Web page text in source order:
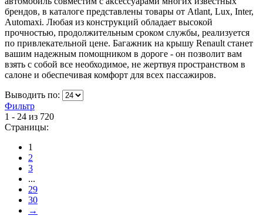
брендов, в каталоге представлены товары от Atlant, Lux, Inter,
Automaxi. Любая из конструкций обладает высокой
прочностью, продолжительным сроком службы, реализуется
по привлекательной цене. Багажник на крышу Renault станет
вашим надежным помощником в дороге - он позволит вам
взять с собой все необходимое, не жертвуя пространством в
салоне и обеспечивая комфорт для всех пассажиров.
Выводить по:
Фильтр
1 - 24 из 720
Страницы:
1
2
3
...
29
30
→